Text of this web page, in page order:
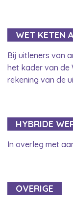
WET KETEN
Bij uitleners van
het kader van de
rekening van de
HYBRIDE
In overleg met
OVERIGE